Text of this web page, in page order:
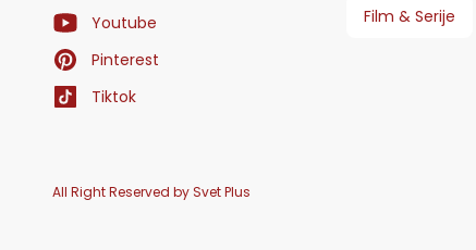
Youtube
Pinterest
Tiktok
Film & Serije
All Right Reserved by Svet Plus